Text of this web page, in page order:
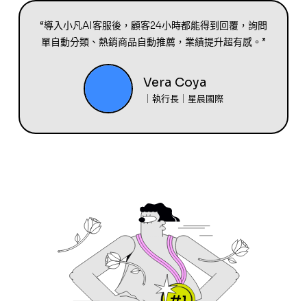
“導入小凡AI客服後，顧客24小時都能得到回覆，詢問
單自動分類、熱銷商品自動推薦，業績提升超有感。”
Vera Coya
｜執行長｜星晨國際